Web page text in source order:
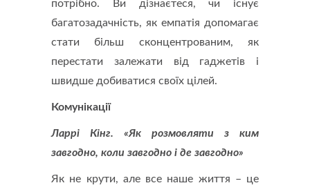
потрібно. Ви дізнаєтеся, чи існує
багатозадачність, як емпатія допомагає
стати більш сконцентрованим, як
перестати залежати від гаджетів і
швидше добиватися своїх цілей.
Комунікації
Ларрі Кінг. «Як розмовляти з ким
завгодно, коли завгодно і де завгодно»
Як не крути, але все наше життя – це